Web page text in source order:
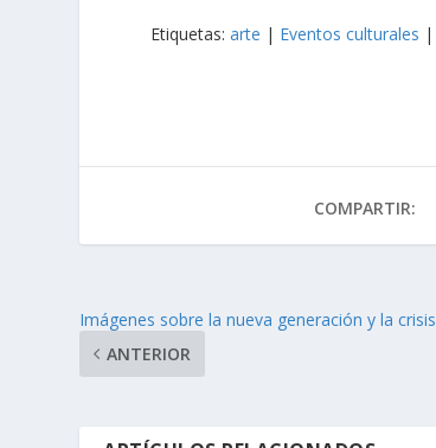
Etiquetas:arte | Eventos culturales |
COMPARTIR:
Imágenes sobre la nueva generación y la crisis
ANTERIOR